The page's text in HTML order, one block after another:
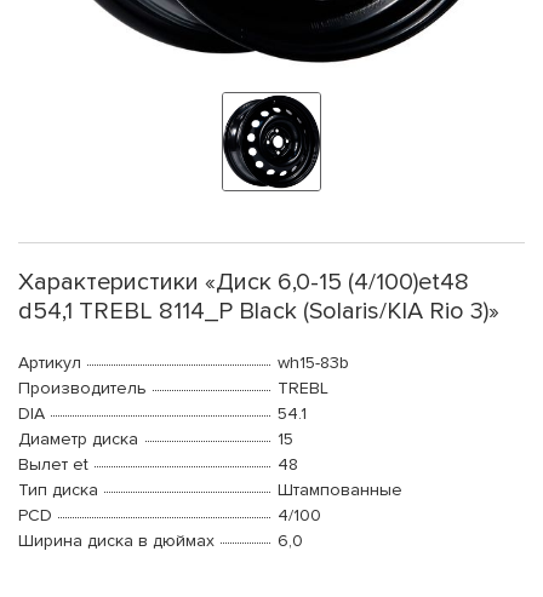
Характеристики «Диск 6,0-15 (4/100)et48
d54,1 TREBL 8114_P Black (Solaris/KIA Rio 3)»
Артикул
wh15-83b
Производитель
TREBL
DIA
54.1
Диаметр диска
15
Вылет et
48
Тип диска
Штампованные
PCD
4/100
Ширина диска в дюймах
6,0